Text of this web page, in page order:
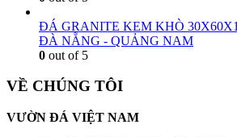
ĐÁ GRANITE KEM KHÒ
ĐÀ NẴNG - QUẢNG NAM
0 out of 5
VỀ CHÚNG TÔI
VƯỜN ĐÁ VIỆT NAM